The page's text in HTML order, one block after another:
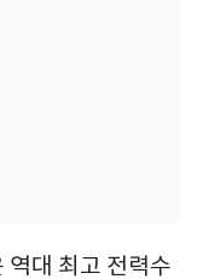
대 최고 전력수